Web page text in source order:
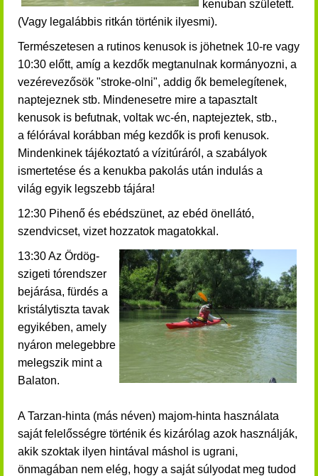
kenuban született.
(Vagy legalábbis ritkán történik ilyesmi).
Természetesen a rutinos kenusok is jöhetnek 10-re vagy
10:30 előtt, amíg a kezdők megtanulnak kormányozni, a
vezérevezősök "stroke-olni", addig ők bemelegítenek,
naptejeznek stb. Mindenesetre mire a tapasztalt
kenusok is befutnak, voltak wc-én, naptejeztek, stb.,
a félórával korábban még kezdők is profi kenusok.
Mindenkinek tájékoztató a vízitúráról, a szabályok
ismertetése és a kenukba pakolás után indulás a
világ egyik legszebb tájára!
12:30 Pihenő és ebédszünet, az ebéd önellátó,
szendvicset, vizet hozzatok magatokkal.
13:30 Az Ördög-
szigeti tórendszer
bejárása, fürdés a
kristálytiszta tavak
egyikében, amely
nyáron melegebbre
melegszik mint a
Balaton.
A Tarzan-hinta (más néven) majom-hinta használata
saját felelősségre történik és kizárólag azok használják,
akik szoktak ilyen hintával máshol is ugrani,
önmagában nem elég, hogy a saját súlyodat meg tudod